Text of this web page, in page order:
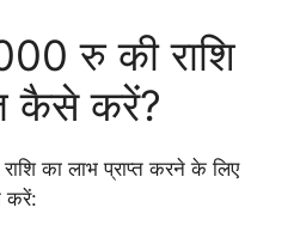
रु की राशि
कैसे करें?
का लाभ प्राप्त करने के लिए
करें: